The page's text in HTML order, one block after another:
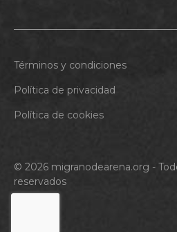
© 2026 migranodearena.org -
reservados
Términos y condiciones
Política de privacidad
Política de cookies